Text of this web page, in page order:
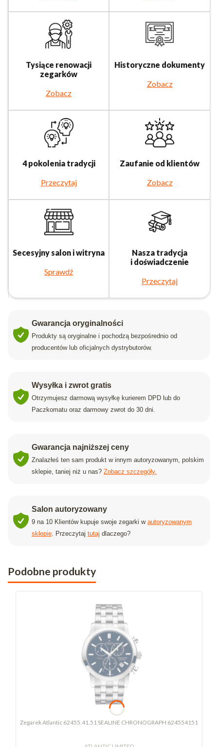
Tysiące renowacji
zegarków
Zobacz
Historyczne dokumenty
Zobacz
4 pokolenia tradycji
Przeczytaj
Zaufanie od klientów
Zobacz
Secesyjny salon i witryna
Sprawdź
Nasza tradycja
i doświadczenie
Przeczytaj
Gwarancja oryginalności
Produkty są oryginalne i pochodzą bezpośrednio od
producentów lub oficjalnych dystrybutorów.
Wysyłka i zwrot gratis
Otrzymujesz darmową wysyłkę kurierem DPD lub do
Paczkomatu oraz darmowy zwrot do 30 dni.
Gwarancja najniższej ceny
Znalazłeś ten sam produkt w innym autoryzowanym, polskim
sklepie, taniej niż u nas? Zobacz szczegóły.
Salon autoryzowany
9 na 10 Klientów kupuje swoje zegarki w autoryzowanym
sklepie. Przeczytaj tutaj dlaczego?
Podobne produkty
Zegarek Atlantic 62455.41.51 SEALINE CHRONOGRAPH 624554151